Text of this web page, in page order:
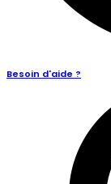
Besoin d'aide ?